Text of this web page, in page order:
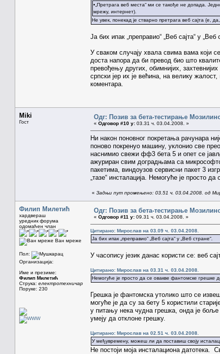
•„Претрага веб места“ ми се такође не допада.
мрежу, интернет).
Не увек, понекад је стварно претрага веб сајта (е,
Ја бих ипак „преправио“ „Веб сајта“ у „Веб
У сваком случају хвала свима вама који
доста напора да би превод био што
превођењу других, обимнијих,
српски јер их је већина, на велику
коментара.
Miki
Гост
Одг: Позив за бета-тестирање
« Одговор #10 у: 03.31 ч. 03.04.2008. »
Ни након поновног покретања рачунара
поново покренуо машину, уклонио све
наснимио свежи фф3 бета 5 и опет се
ажуриран свим доградњама са
пакетима, виндоузов сервисни пакет 3
„тазе“ инсталација. Немогуће је просто
« Задњи пут промењено: 03.51 ч. 03.04.2008. од
Филип Милетић
хардвераш
уредник форума
одомаћен члан
Ван мреже
Пол:
Организација:
Име и презиме:
Филип Милетић
Струка: електротехничар
Поруке: 230
Одг: Позив за бета-тестирање
« Одговор #11 у: 09.31 ч. 03.04.2008. »
Цитирано: Мирослав на 03.09 ч. 03.04.2008.
Ја бих ипак „преправио“ „Веб сајта“ у „Веб стране“.
У часопису језик данас користи се: веб
Цитирано: Мирослав на 03.31 ч. 03.04.2008.
Немогуће је просто да се овакве фантомске грешке
Грешка је фантомска утолико што се
могуће је да су за бету 5 користили
у питању нека чудна грешка, онда је боље
умеју да отклоне грешку.
Цитирано: Мирослав на 02.51 ч. 03.04.2008.
У међувремену, можеш ли да поставиш своју
Не постоји моја инсталациона датотека.